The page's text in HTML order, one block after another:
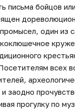
письма бойцов
один из
всех
заодно
прогулку по